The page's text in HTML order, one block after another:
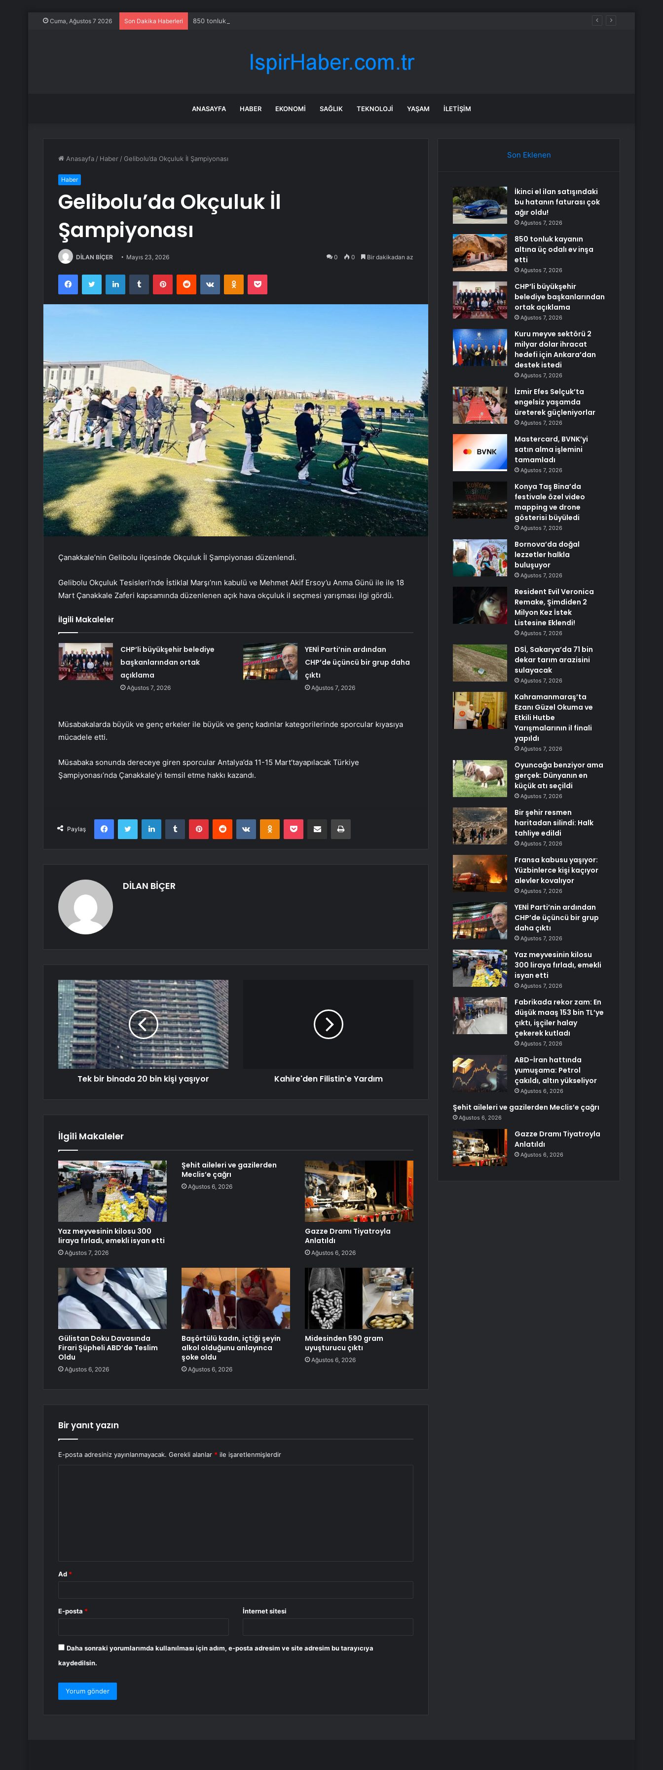
Cuma, Ağustos 7 2026 Son Dakika Haberleri 850 tonluk kayanın altına üç odalı ev inşa etti
ANASAYFA HABER EKONOMI SAĞLIK TEKNOLOJI YAŞAM İLETIŞIM
Anasayfa / Haber / Gelibolu’da Okçuluk İl Şampiyonası
Haber
Gelibolu’da Okçuluk İl
Şampiyonası
DİLAN BİÇER Mayıs 23, 2026 0 0 Bir dakikadan az
FacebookTwitter LinkedInTumblr PinterestReddit VKontakteOdnoklassniki
Pocket
Çanakkale’nin Gelibolu ilçesinde Okçuluk İl Şampiyonası düzenlendi.
Gelibolu Okçuluk Tesisleri’nde İstiklal Marşı’nın kabulü ve Mehmet Akif Ersoy’u Anma Günü ile ile 18
Mart Çanakkale Zaferi kapsamında düzenlenen açık hava okçuluk il seçmesi yarışması ilgi gördü.
İlgili Makaleler
CHP’li büyükşehir belediye
başkanlarından ortak
açıklama
Ağustos 7, 2026
YENİ Parti’nin ardından
CHP’de üçüncü bir grup daha
çıktı
Ağustos 7, 2026
Müsabakalarda büyük ve genç erkeler ile büyük ve genç kadınlar kategorilerinde sporcular kıyasıya
mücadele etti.
Müsabaka sonunda dereceye giren sporcular Antalya’da 11-15 Mart’tayapılacak Türkiye
Şampiyonası’nda Çanakkale’yi temsil etme hakkı kazandı.
Paylaş
FacebookTwitter LinkedInTumblr PinterestReddit VKontakteOdnoklassniki
Pocket E-Posta ile paylaş Yazdır
DİLAN BİÇER
Tek bir binada 20 bin kişi yaşıyor Kahire'den Filistin'e Yardım
İlgili Makaleler
Yaz meyvesinin kilosu 300
liraya fırladı, emekli isyan etti
Ağustos 7, 2026
Şehit aileleri ve gazilerden
Meclis’e çağrı
Ağustos 6, 2026
Gazze Dramı Tiyatroyla
Anlatıldı
Ağustos 6, 2026
Gülistan Doku Davasında
Firari Şüpheli ABD’de Teslim
Oldu
Ağustos 6, 2026
Başörtülü kadın, içtiği şeyin
alkol olduğunu anlayınca
şoke oldu
Ağustos 6, 2026
Midesinden 590 gram
uyuşturucu çıktı
Ağustos 6, 2026
Bir yanıt yazın
E-posta adresiniz yayınlanmayacak. Gerekli alanlar * ile işaretlenmişlerdir
Ad *
E-posta * İnternet sitesi
Daha sonraki yorumlarımda kullanılması için adım, e-posta adresim ve site adresim bu tarayıcıya
kaydedilsin.
Son Eklenen
İkinci el ilan satışındaki
bu hatanın faturası çok
ağır oldu!
Ağustos 7, 2026
850 tonluk kayanın
altına üç odalı ev inşa
etti
Ağustos 7, 2026
CHP’li büyükşehir
belediye başkanlarından
ortak açıklama
Ağustos 7, 2026
Kuru meyve sektörü 2
milyar dolar ihracat
hedefi için Ankara’dan
destek istedi
Ağustos 7, 2026
İzmir Efes Selçuk’ta
engelsiz yaşamda
üreterek güçleniyorlar
Ağustos 7, 2026
Mastercard, BVNK’yi
satın alma işlemini
tamamladı
Ağustos 7, 2026
Konya Taş Bina’da
festivale özel video
mapping ve drone
gösterisi büyüledi
Ağustos 7, 2026
Bornova’da doğal
lezzetler halkla
buluşuyor
Ağustos 7, 2026
Resident Evil Veronica
Remake, Şimdiden 2
Milyon Kez İstek
Listesine Eklendi!
Ağustos 7, 2026
DSİ, Sakarya’da 71 bin
dekar tarım arazisini
sulayacak
Ağustos 7, 2026
Kahramanmaraş’ta
Ezanı Güzel Okuma ve
Etkili Hutbe
Yarışmalarının il finali
yapıldı
Ağustos 7, 2026
Oyuncağa benziyor ama
gerçek: Dünyanın en
küçük atı seçildi
Ağustos 7, 2026
Bir şehir resmen
haritadan silindi: Halk
tahliye edildi
Ağustos 7, 2026
Fransa kabusu yaşıyor:
Yüzbinlerce kişi kaçıyor
alevler kovalıyor
Ağustos 7, 2026
YENİ Parti’nin ardından
CHP’de üçüncü bir grup
daha çıktı
Ağustos 7, 2026
Yaz meyvesinin kilosu
300 liraya fırladı, emekli
isyan etti
Ağustos 7, 2026
Fabrikada rekor zam: En
düşük maaş 153 bin TL’ye
çıktı, işçiler halay
çekerek kutladı
Ağustos 7, 2026
ABD-İran hattında
yumuşama: Petrol
çakıldı, altın yükseliyor
Ağustos 6, 2026
Şehit aileleri ve gazilerden Meclis’e çağrı
Ağustos 6, 2026
Gazze Dramı Tiyatroyla
Anlatıldı
Ağustos 6, 2026